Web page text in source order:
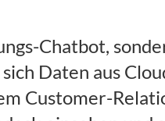
Chatbot,
Daten aus
Customer-